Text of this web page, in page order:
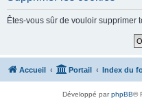
Êtes-vous sûr de vouloir supprimer
Accueil Portail Index du
Développé parphpBB®